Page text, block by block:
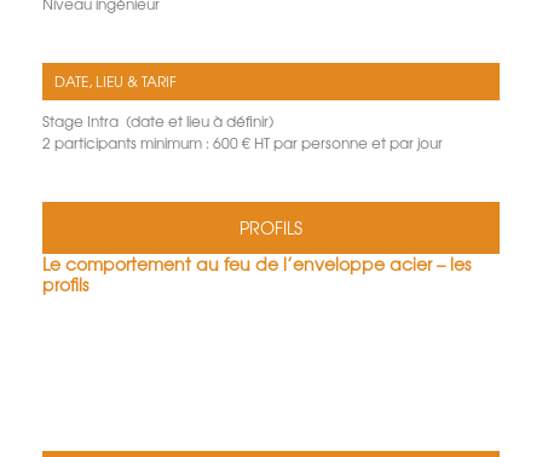
DATE, LIEU & TARIF
Stage Intra (date et lieu à définir)
2 participants minimum : 600 € HT par personne et par jour
PROFILS
Le comportement au feu de l’enveloppe acier – les
profils